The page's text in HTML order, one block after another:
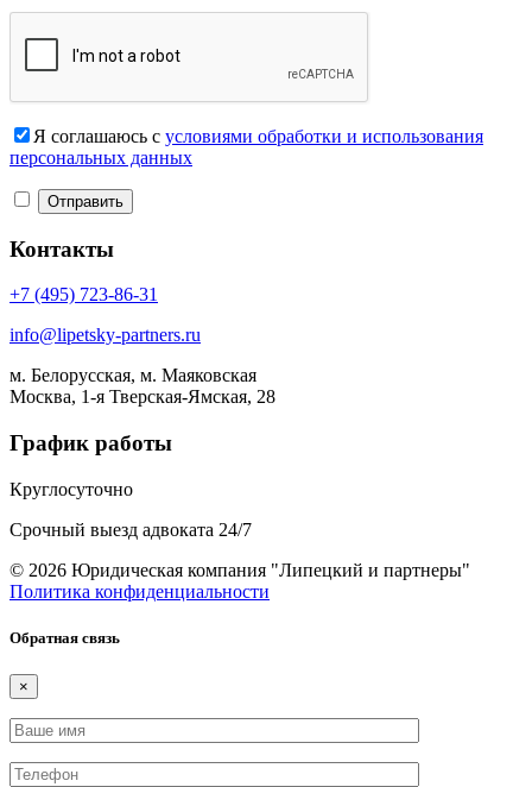
Я соглашаюсь с условиями обработки и использования
персональных данных
Контакты
+7 (495) 723-86-31
info@lipetsky-partners.ru
м. Белорусская, м. Маяковская
Москва, 1-я Тверская-Ямская, 28
График работы
Круглосуточно
Срочный выезд адвоката 24/7
© 2026 Юридическая компания "Липецкий и партнеры"
Политика конфиденциальности
Обратная связь
×